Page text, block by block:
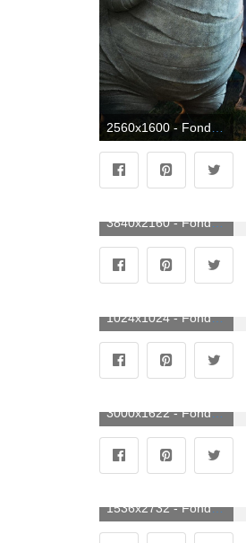
3840x2160 - Fondo de pantalla de 3840x2160. Imágen 4K Ultra HD de Hotel Transilvania.
1024x1024 - Fondo de pantalla de 1024x1024. Fondo de pantalla de Hotel Transilvania.
3000x1622 - Fondo de pantalla de 3000x1622. Fondo para computadora de Hotel Transilvania.
1536x2732 - Fondo de pantalla de 1536x2732. Fondo para móvil de Hotel Transilvania.